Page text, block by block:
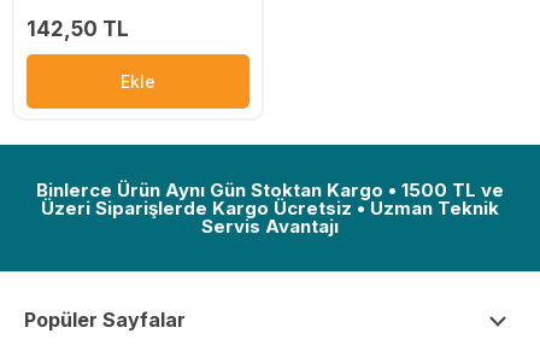
142,50 TL
Ekle
Binlerce Ürün Aynı Gün Stoktan Kargo • 1500 TL ve
Üzeri Siparişlerde Kargo Ücretsiz • Uzman Teknik
Servis Avantajı
Popüler Sayfalar